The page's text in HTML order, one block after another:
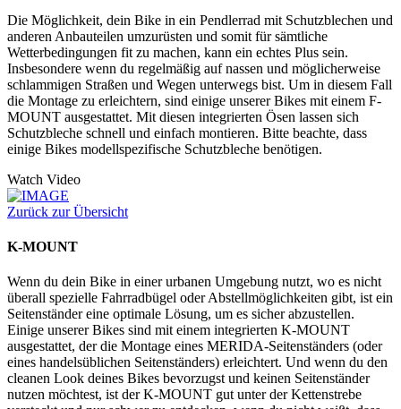
Die Möglichkeit, dein Bike in ein Pendlerrad mit Schutzblechen und
anderen Anbauteilen umzurüsten und somit für sämtliche
Wetterbedingungen fit zu machen, kann ein echtes Plus sein.
Insbesondere wenn du regelmäßig auf nassen und möglicherweise
schlammigen Straßen und Wegen unterwegs bist. Um in diesem Fall
die Montage zu erleichtern, sind einige unserer Bikes mit einem F-
MOUNT ausgestattet. Mit diesen integrierten Ösen lassen sich
Schutzbleche schnell und einfach montieren. Bitte beachte, dass
einige Bikes modellspezifische Schutzbleche benötigen.
Watch Video
Zurück zur Übersicht
K-MOUNT
Wenn du dein Bike in einer urbanen Umgebung nutzt, wo es nicht
überall spezielle Fahrradbügel oder Abstellmöglichkeiten gibt, ist ein
Seitenständer eine optimale Lösung, um es sicher abzustellen.
Einige unserer Bikes sind mit einem integrierten K-MOUNT
ausgestattet, der die Montage eines MERIDA-Seitenständers (oder
eines handelsüblichen Seitenständers) erleichtert. Und wenn du den
cleanen Look deines Bikes bevorzugst und keinen Seitenständer
nutzen möchtest, ist der K-MOUNT gut unter der Kettenstrebe